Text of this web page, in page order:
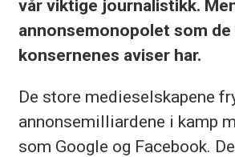
vår viktige journalistikk.
annonsemonopolet som
konsernenes aviser har.
De store medieselskapene
annonsemilliardene i kamp
som Google og Facebook.